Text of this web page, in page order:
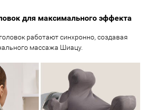
для максимального эффекта
работают синхронно, создавая
массажа Шиацу.